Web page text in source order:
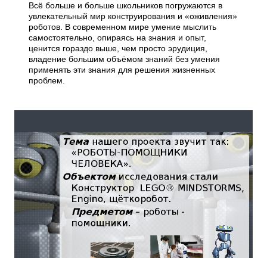
Всё больше и больше школьников погружаются в
увлекательный мир конструирования и «оживления»
роботов. В современном мире умение мыслить
самостоятельно, опираясь на знания и опыт,
ценится гораздо выше, чем просто эрудиция,
владение большим объёмом знаний без умения
применять эти знания для решения жизненных
проблем.